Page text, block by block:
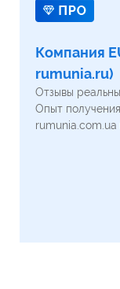
Компания
rumunia.ru)
Отзывы
Опыт
rumunia.com.ua